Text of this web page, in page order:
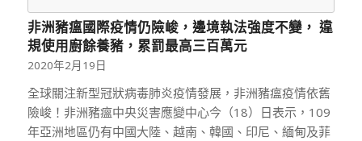
非洲豬瘟國際疫情仍險峻，邊境執法強度不變， 違
規使用廚餘養豬，累罰最高三百萬元
2020年2月19日
全球關注新型冠狀病毒肺炎疫情發展，非洲豬瘟疫情依舊
險峻！非洲豬瘟中央災害應變中心今（18）日表示，109
年亞洲地區仍有中國大陸、越南、韓國、印尼、緬甸及菲